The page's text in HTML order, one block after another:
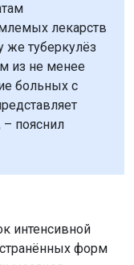
лекарств
же туберкулёз
из не менее
больных с
– пояснил
интенсивной
форм